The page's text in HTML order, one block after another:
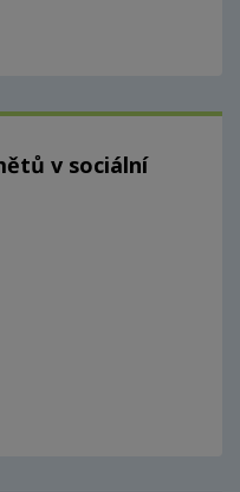
v sociální